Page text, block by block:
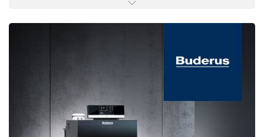
die Modernisierung dank
Anschlusskompatibilität
Logano plus KB195iT als kompakte Lösung